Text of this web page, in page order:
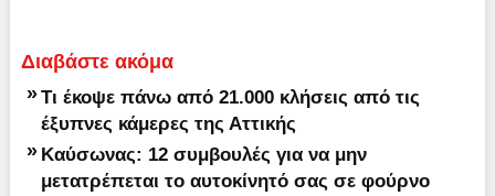
Διαβάστε ακόμα
» Τι έκοψε πάνω από 21.000 κλήσεις από τις
έξυπνες κάμερες της Αττικής
» Καύσωνας: 12 συμβουλές για να μην
μετατρέπεται το αυτοκίνητό σας σε φούρνο